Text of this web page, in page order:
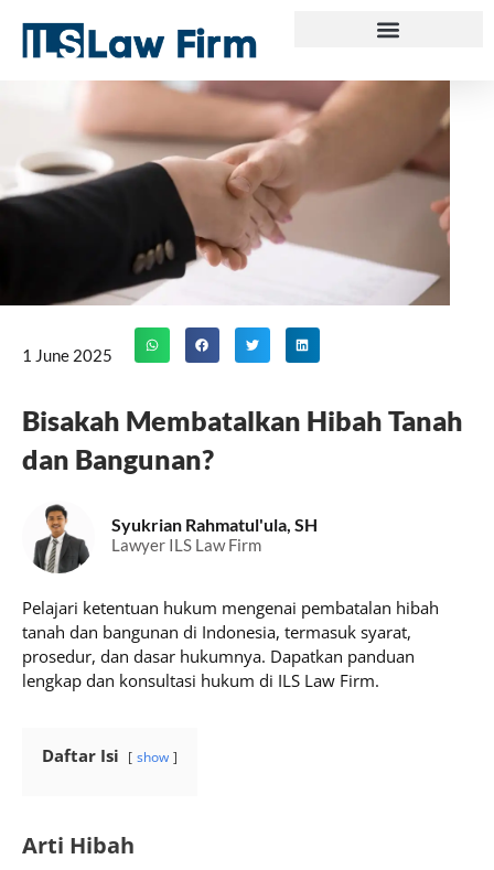
content
1 June 2025
Bisakah Membatalkan Hibah Tanah
dan Bangunan?
Syukrian Rahmatul'ula, SH
Lawyer ILS Law Firm
Pelajari ketentuan hukum mengenai pembatalan hibah
tanah dan bangunan di Indonesia, termasuk syarat,
prosedur, dan dasar hukumnya. Dapatkan panduan
lengkap dan konsultasi hukum di ILS Law Firm.
Daftar Isi show
Arti Hibah